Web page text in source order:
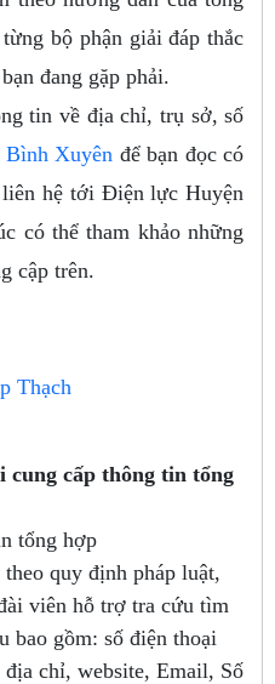
bộ phận giải đáp thắc
đang gặp phải.
tin về địa chỉ, trụ sở, số
Xuyên để bạn đọc có
hệ tới Điện lực Huyện
có thể tham khảo những
cập trên.
Thạch
cung cấp thông tin tổng
tổng hợp
quy định pháp luật,
viên hỗ trợ tra cứu tìm
bao gồm: số điện thoại
chỉ, website, Email, Số